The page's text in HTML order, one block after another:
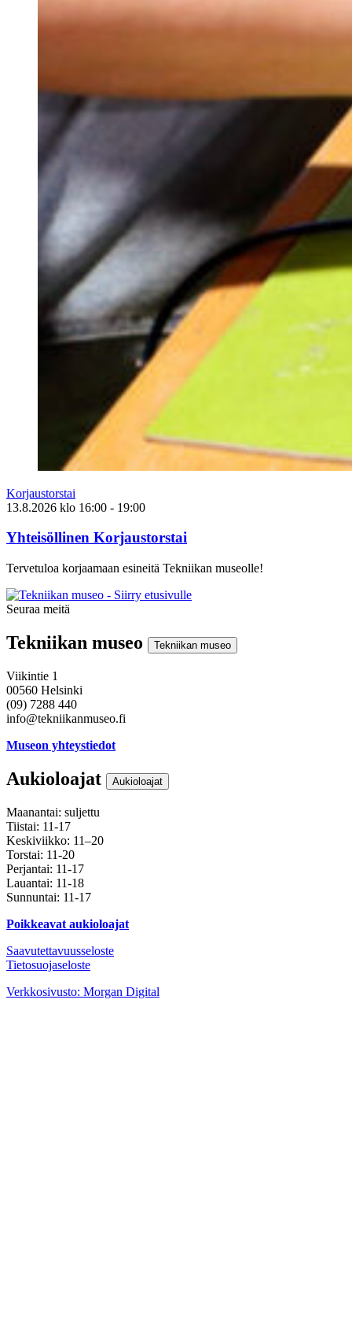
Korjaustorstai
13.8.2026 klo 16:00 - 19:00
Yhteisöllinen Korjaustorstai
Tervetuloa korjaamaan esineitä Tekniikan museolle!
Seuraa meitä
Tekniikan museo Tekniikan museo
Viikintie 1
00560 Helsinki
(09) 7288 440
info@tekniikanmuseo.fi
Museon yhteystiedot
Aukioloajat Aukioloajat
Maanantai: suljettu
Tiistai: 11-17
Keskiviikko: 11–20
Torstai: 11-20
Perjantai: 11-17
Lauantai: 11-18
Sunnuntai: 11-17
Poikkeavat aukioloajat
Saavutettavuusseloste
Tietosuojaseloste
Instagram
Facebook
Youtube
Verkkosivusto: Morgan Digital